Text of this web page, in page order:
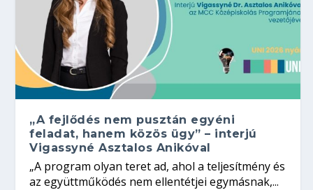
„A fejlődés nem pusztán egyéni
feladat, hanem közös ügy” – interjú
Vigassyné Asztalos Anikóval
„A program olyan teret ad, ahol a teljesítmény és
az együttműködés nem ellentétjei egymásnak,...